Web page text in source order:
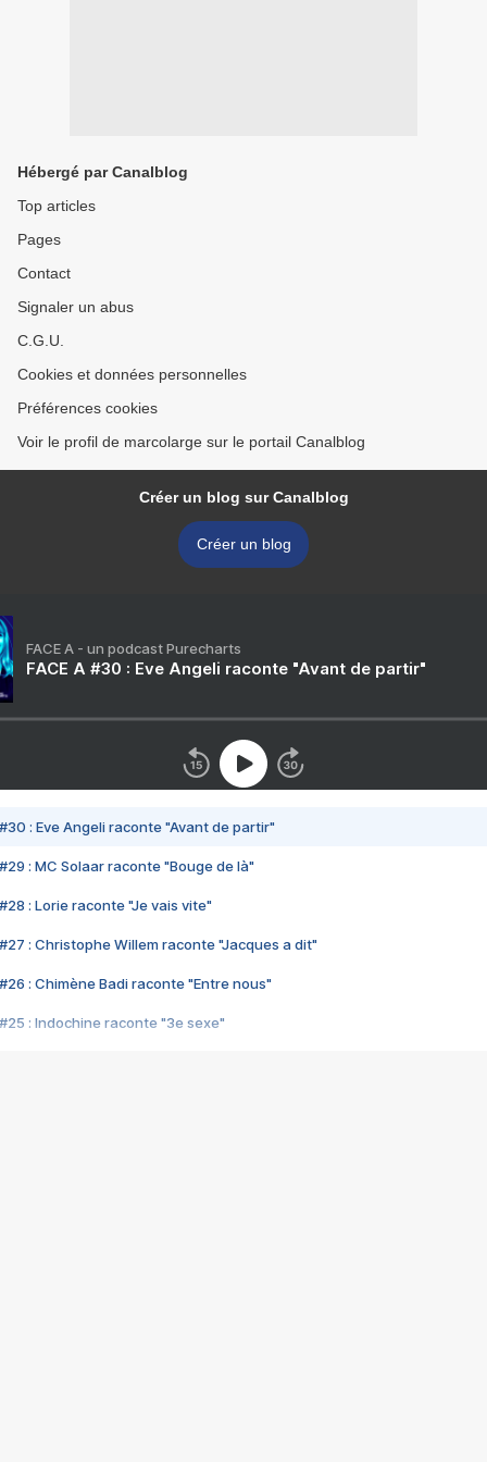
Hébergé par Canalblog
Top articles
Pages
Contact
Signaler un abus
C.G.U.
Cookies et données personnelles
Préférences cookies
Voir le profil de marcolarge sur le portail Canalblog
Créer un blog sur Canalblog
Créer un blog
FACE A - un podcast Purecharts
FACE A #30 : Eve Angeli raconte "Avant de partir"
#30 : Eve Angeli raconte "Avant de partir"
#29 : MC Solaar raconte "Bouge de là"
#28 : Lorie raconte "Je vais vite"
#27 : Christophe Willem raconte "Jacques a dit"
#26 : Chimène Badi raconte "Entre nous"
#25 : Indochine raconte "3e sexe"